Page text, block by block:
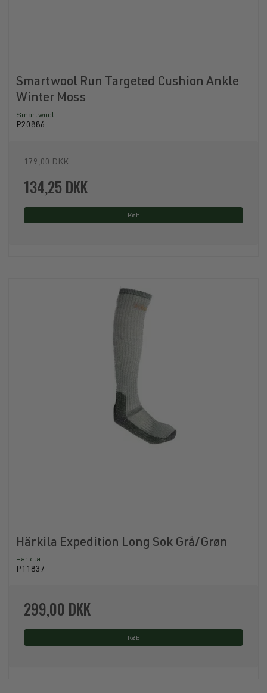
Smartwool Run Targeted Cushion Ankle
Winter Moss
Smartwool
P20886
179,00 DKK
134,25 DKK
Køb
Härkila Expedition Long Sok Grå/Grøn
Härkila
P11837
299,00 DKK
Køb